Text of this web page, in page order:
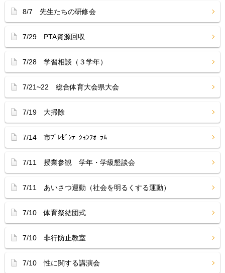
8/7 先生たちの研修会
7/29 PTA資源回収
7/28 学習相談（３学年）
7/21~22 総合体育大会県大会
7/19 大掃除
7/14 市ﾌﾟﾚｾﾞﾝﾃｰｼｮﾝﾌｫｰﾗﾑ
7/11 授業参観 学年・学級懇談会
7/11 あいさつ運動（社会を明るくする運動）
7/10 体育祭結団式
7/10 非行防止教室
7/10 性に関する講演会